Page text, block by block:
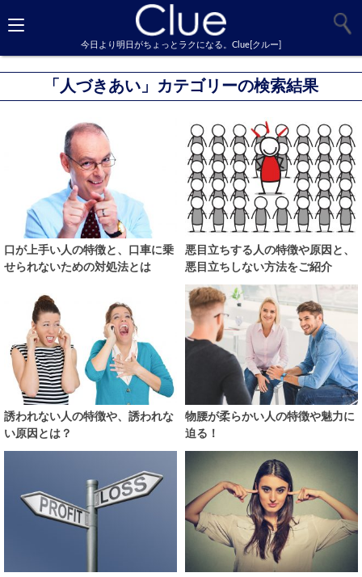
今日より明日がちょっとラクになる。Clue[クルー]
「人づきあい」カテゴリーの検索結果
口が上手い人の特徴と、口車に乗
せられないための対処法とは
悪目立ちする人の特徴や原因と、
悪目立ちしない方法をご紹介
誘われない人の特徴や、誘われな
い原因とは？
物腰が柔らかい人の特徴や魅力に
迫る！